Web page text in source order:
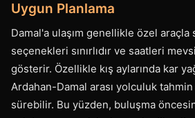
Uygun Planlama
Damal'a ulaşım genellikle özel araçla
seçenekleri sınırlıdır ve saatleri
gösterir. Özellikle kış aylarında kar
Ardahan-Damal arası yolculuk
sürebilir. Bu yüzden, buluşma